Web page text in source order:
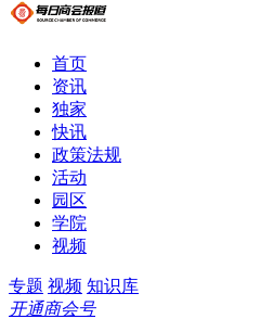
首页
资讯
独家
快讯
政策法规
活动
园区
学院
视频
专题 视频 知识库
开通商会号